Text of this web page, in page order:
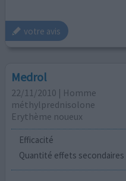
votre avis
Medrol
22/11/2010 | Homme
méthylprednisolone
Erythème noueux
Efficacité
Quantité effets secondaires